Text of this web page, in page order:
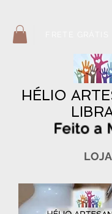
HÉLIO
Feito a
LOJA